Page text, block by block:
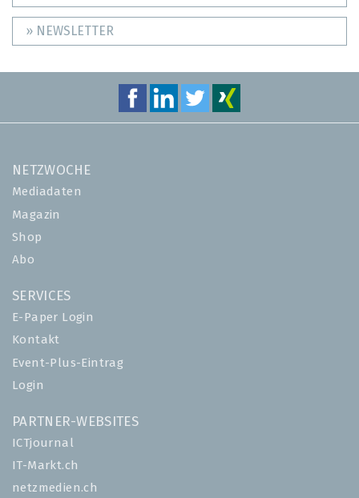
» NEWSLETTER
NETZWOCHE
Mediadaten
Magazin
Shop
Abo
SERVICES
E-Paper Login
Kontakt
Event-Plus-Eintrag
Login
PARTNER-WEBSITES
ICTjournal
IT-Markt.ch
netzmedien.ch